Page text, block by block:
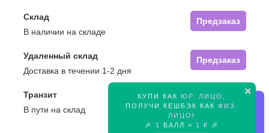
×
КУПИ КАК ЮР. ЛИЦО
ПОЛУЧИ КЕШБЭК КАК ФИЗ.
ЛИЦО !
🎉
1 БАЛЛ = 1 ₽ 🎉
Склад
Предзаказ
В наличии на складе
Удаленный склад
Предзаказ
Доставка в течении 1-2 дня
Транзит
Предзаказ
В пути на склад